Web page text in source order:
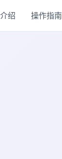
绍 操作指南